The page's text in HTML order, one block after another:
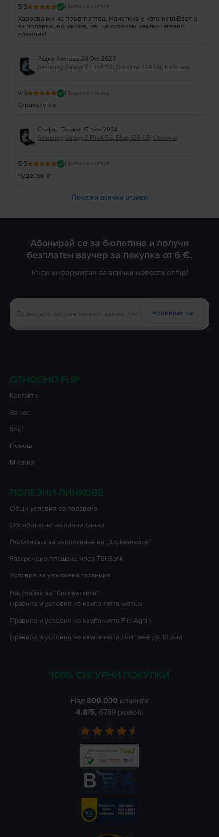
5/5 Проверен отзив
Харесва ми на пръв поглед. Наистина у като нов! Взет е
за подарък, но мисля, че ще останем изключително
доволни!
Радка Костова,24 Oct 2023
Samsung Galaxy Z Flip4 5G, Graphite, 128 GB, Като нов
5/5 Проверен отзив
Страхотен е
Стефан Петров ,17 Nov 2024
Samsung Galaxy Z Flip4 5G, Blue, 128 GB, Отлично
5/5 Проверен отзив
Чудесен е
Покажи всички отзиви
Абонирай се за бюлетина и получи
безплатен ваучер за покупка от 6 €.
Бъди информиран за всички новости от flip!
Абонирай се
ОТНОСНО FLIP
Контакти
За нас
Блог
Помощ
Мнения
ПОЛЕЗНИ ЛИНКОВЕ
Oбщи условия за ползване
Oбработване на лични данни
Политиката за използване на „бисквитките”
Разсрочено плащане чрез TBI Bank
Условия за удължена гаранция
Настройки за "бисквитките"
Правила и условия на кампанията Genius
Правила и условия на кампанията Flip Again
Правила и условия на кампанията Плащане до 10 дни
100% СИГУРНИ ПОКУПКИ
Над 800.000 клиенти
4.8/5, 6789 ревюта